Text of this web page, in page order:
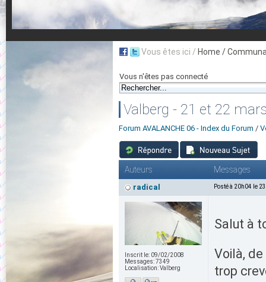
Vous êtes ici / Home /
Vous n'êtes pas connecté
Valberg - 21 et 22
Forum AVALANCHE 06 - Index du Forum /
Auteurs Messages
radical Posté à 20h04 le
Inscrit le: 09/02/2008
Messages:7349
Localisation:Valberg
Salut à
Voilà,
trop